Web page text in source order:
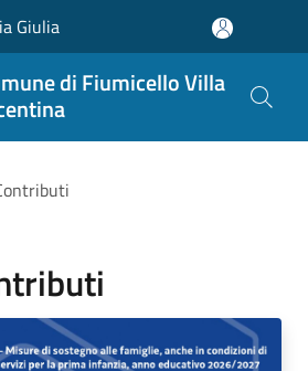
Giulia
di Fiumicello Villa